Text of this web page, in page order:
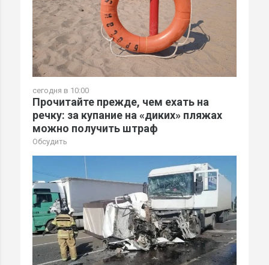
сегодня в 10:00
Прочитайте прежде, чем ехать на
речку: за купание на «диких» пляжах
можно получить штраф
Обсудить